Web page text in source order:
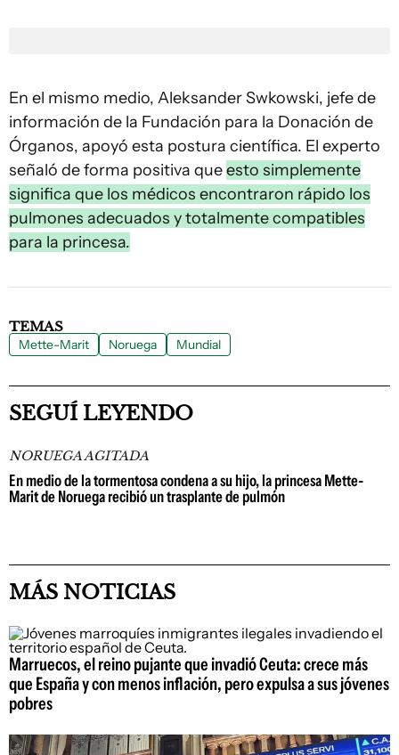
En el mismo medio, Aleksander Swkowski, jefe de
información de la Fundación para la Donación de
Órganos, apoyó esta postura científica. El experto
señaló de forma positiva queesto simplemente
significa que los médicos encontraron rápido los
pulmones adecuados y totalmente compatibles
para la princesa.
TEMAS
Mette-Marit Noruega Mundial
SEGUÍ LEYENDO
NORUEGA AGITADA
En medio de la tormentosa condena a su hijo, la princesa Mette-
Marit de Noruega recibió un trasplante de pulmón
MÁS NOTICIAS
Marruecos, el reino pujante que invadió Ceuta: crece más
que España y con menos inflación, pero expulsa a sus jóvenes
pobres